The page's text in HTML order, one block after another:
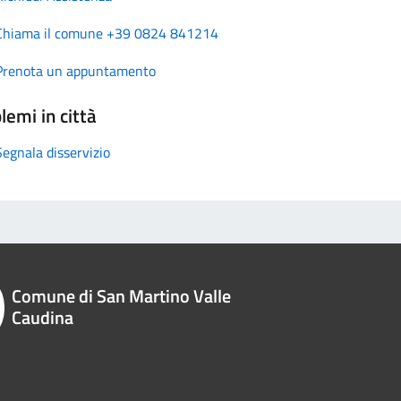
il comune +39 0824 841214
un appuntamento
in città
disservizio
Comune di San Martino Valle
Caudina